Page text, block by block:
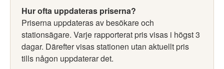
Hur ofta uppdateras priserna?
Priserna uppdateras av besökare och
stationsägare. Varje rapporterat pris visas i högst 3
dagar. Därefter visas stationen utan aktuellt pris
tills någon uppdaterar det.